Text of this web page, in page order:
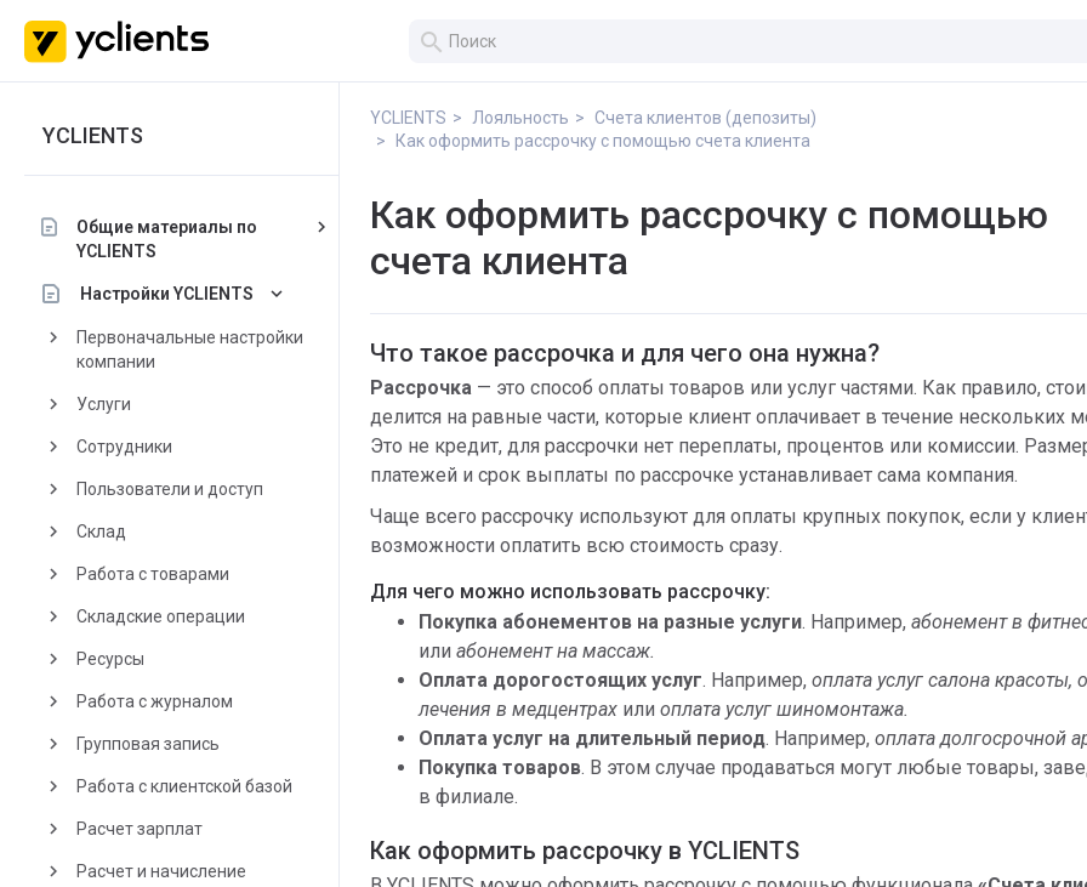
search
YCLIENTS
Общие материалы по
YCLIENTS
keyboard_arrow_right
Настройки YCLIENTS
keyboard_arrow_down
keyboard_arrow_right
Первоначальные настройки
компании
keyboard_arrow_right Услуги
keyboard_arrow_right Сотрудники
keyboard_arrow_right Пользователи и доступ
keyboard_arrow_right Склад
keyboard_arrow_right Работа с товарами
keyboard_arrow_right Складские операции
keyboard_arrow_right Ресурсы
keyboard_arrow_right Работа с журналом
keyboard_arrow_right Групповая запись
keyboard_arrow_right Работа с клиентской базой
keyboard_arrow_right Расчет зарплат
keyboard_arrow_right Расчет и начисление
YCLIENTS Лояльность
Счета клиентов (депозиты)
Как оформить рассрочку с помощью счета клиента
Как оформить рассрочку с помощью
счета клиента
Что такое рассрочка и для чего она нужна?
Рассрочка — это способ оплаты товаров или услуг частями. Как правило,
делится на равные части, которые клиент оплачивает в течение нескольких
Это не кредит, для рассрочки нет переплаты, процентов или комиссии.
платежей и срок выплаты по рассрочке устанавливает сама компания.
Чаще всего рассрочку используют для оплаты крупных покупок, если у
возможности оплатить всю стоимость сразу.
Для чего можно использовать рассрочку:
Покупка абонементов на разные услуги. Например, абонемент в
или абонемент на массаж.
Оплата дорогостоящих услуг. Например, оплата услуг салона красоты,
лечения в медцентрах или оплата услуг шиномонтажа.
Оплата услуг на длительный период. Например, оплата долгосрочной
Покупка товаров. В этом случае продаваться могут любые товары,
в филиале.
Как оформить рассрочку в YCLIENTS